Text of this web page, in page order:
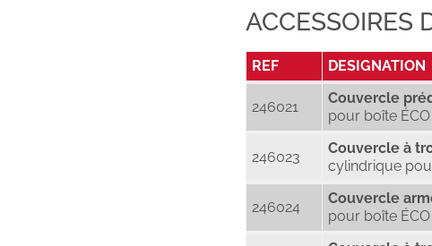
ACCESSOIRES
REF DESIGNATION
246021
Couvercle
pour boîte ÉCO
246023
Couvercle à
cylindrique
246024
Couvercle
pour boîte ÉCO